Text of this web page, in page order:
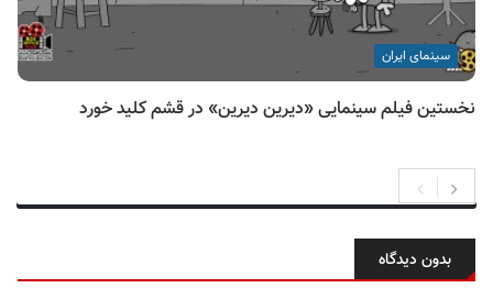
سینمای ایران
نخستین فیلم سینمایی «دیرین دیرین» در قشم کلید خورد
بدون دیدگاه